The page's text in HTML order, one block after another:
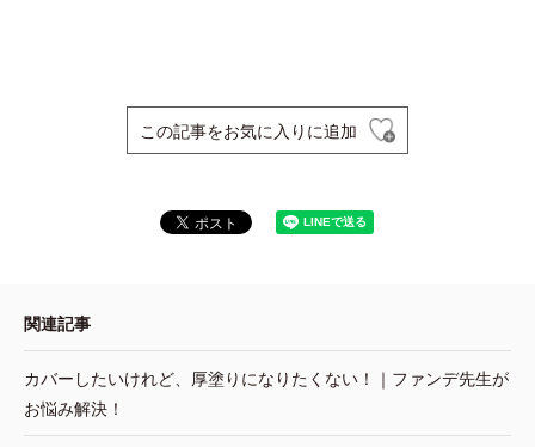
この記事をお気に入りに追加
関連記事
カバーしたいけれど、厚塗りになりたくない！｜ファンデ先生が
お悩み解決！